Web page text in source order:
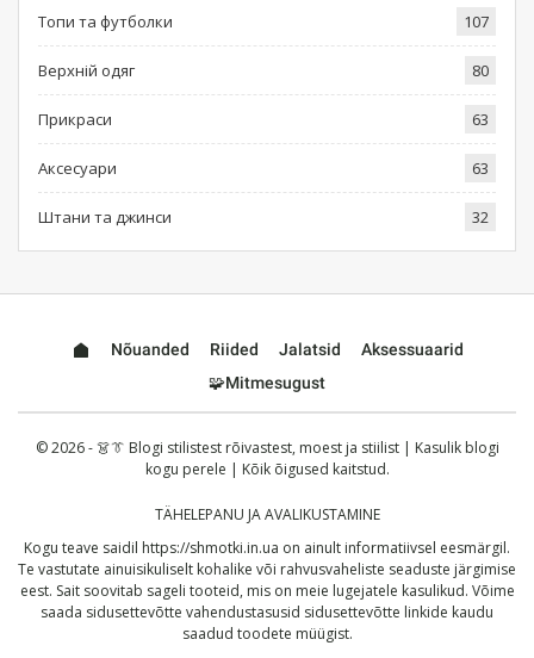
Топи та футболки 107
Верхній одяг 80
Прикраси 63
Аксесуари 63
Штани та джинси 32
Nõuanded Riided Jalatsid
Aksessuaarid
🧩Mitmesugust
© 2026 - 👗👔 Blogi stilistest rõivastest, moest ja stiilist | Kasulik blogi
kogu perele | Kõik õigused kaitstud.
TÄHELEPANU JA AVALIKUSTAMINE
Kogu teave saidil https://shmotki.in.ua on ainult informatiivsel eesmärgil.
Te vastutate ainuisikuliselt kohalike või rahvusvaheliste seaduste järgimise
eest. Sait soovitab sageli tooteid, mis on meie lugejatele kasulikud. Võime
saada sidusettevõtte vahendustasusid sidusettevõtte linkide kaudu
saadud toodete müügist.